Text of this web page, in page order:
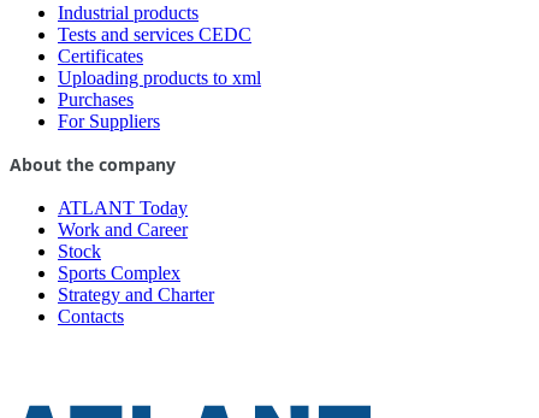
Industrial products
Tests and services CEDC
Certificates
Uploading products to xml
Purchases
For Suppliers
About the company
ATLANT Today
Work and Career
Stock
Sports Complex
Strategy and Charter
Contacts